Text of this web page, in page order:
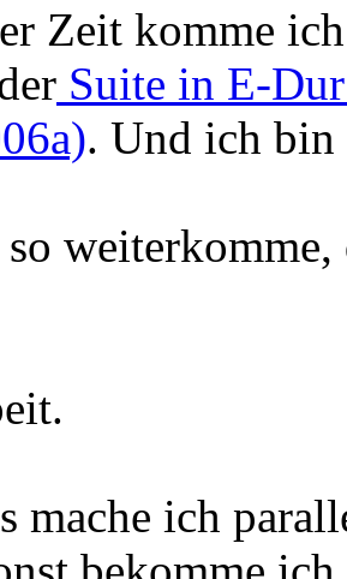
Zeit komme
Suite in E-
. Und ich bin
mache ich